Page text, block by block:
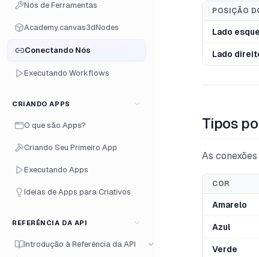
Nós de Ferramentas
Academy.canvas3dNodes
Conectando Nós
Executando Workflows
CRIANDO APPS
O que são Apps?
Criando Seu Primeiro App
Executando Apps
Ideias de Apps para Criativos
REFERÊNCIA DA API
Introdução à Referência da API
POSIÇÃO
Lado
Lado
Tipos
As
COR
Amarelo
Azul
Verde